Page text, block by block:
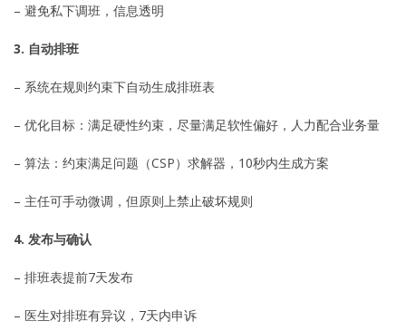
– 避免私下调班，信息透明
3. 自动排班
– 系统在规则约束下自动生成排班表
– 优化目标：满足硬性约束，尽量满足软性偏好，人力配合业务量
– 算法：约束满足问题（CSP）求解器，10秒内生成方案
– 主任可手动微调，但原则上禁止破坏规则
4. 发布与确认
– 排班表提前7天发布
– 医生对排班有异议，7天内申诉